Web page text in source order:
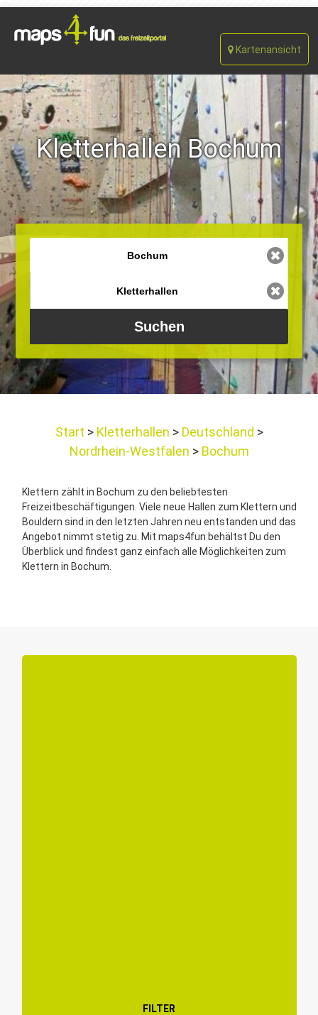
Kartenansicht
Kletterhallen Bochum
Start Kletterhallen
Deutschland
Nordrhein-Westfalen
Bochum
Klettern zählt in Bochum zu den beliebtesten
Freizeitbeschäftigungen. Viele neue Hallen zum Klettern und
Bouldern sind in den letzten Jahren neu entstanden und das
Angebot nimmt stetig zu. Mit maps4fun behältst Du den
Überblick und findest ganz einfach alle Möglichkeiten zum
Klettern in Bochum.
FILTER